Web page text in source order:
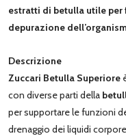
estratti di betulla utile
depurazione
Descrizione
Zuccari Betulla Superiore
con diverse parti della
per supportare le funzioni
drenaggio dei liquidi